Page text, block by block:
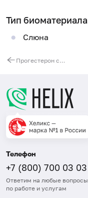
Тип биоматериала
Слюна
Прогестерон свободный в слюне, ВЭЖХ
Телефон
+7 (800) 700 03 03
Ответим на любые вопросы
по работе и услугам